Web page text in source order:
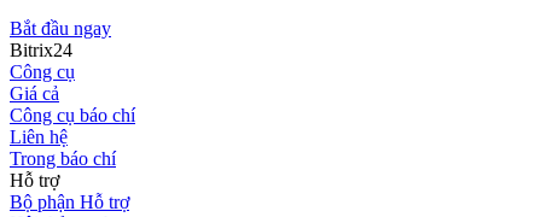
Bắt đầu ngay
Bitrix24
Công cụ
Giá cả
Công cụ báo chí
Liên hệ
Trong báo chí
Hỗ trợ
Bộ phận Hỗ trợ